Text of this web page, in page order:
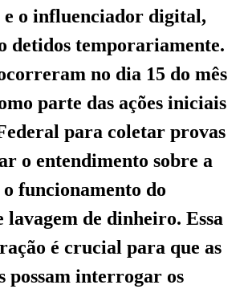
e o influenciador digital,
detidos temporariamente.
no dia 15 do mês
parte das ações iniciais
para coletar provas
o entendimento sobre a
funcionamento do
lavagem de dinheiro. Essa
é crucial para que as
possam interrogar os